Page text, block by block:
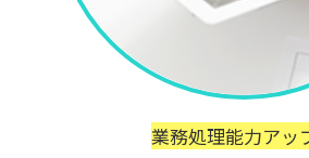
業務処理能力アッ